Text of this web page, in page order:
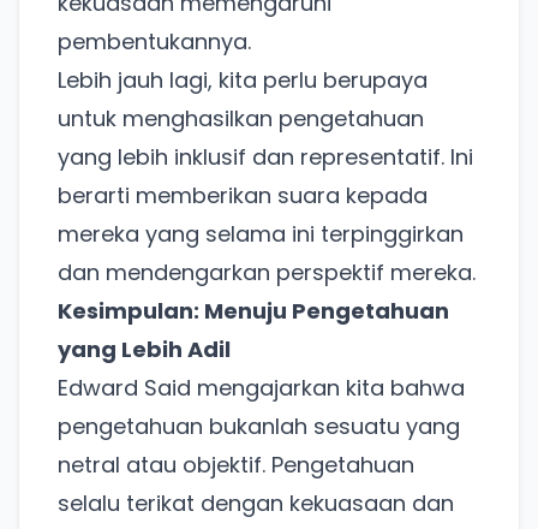
pembentukannya.
Lebih jauh lagi, kita perlu berupaya
untuk menghasilkan pengetahuan
yang lebih inklusif dan representatif. Ini
berarti memberikan suara kepada
mereka yang selama ini terpinggirkan
dan mendengarkan perspektif mereka.
Kesimpulan: Menuju Pengetahuan
yang Lebih Adil
Edward Said mengajarkan kita bahwa
pengetahuan bukanlah sesuatu yang
netral atau objektif. Pengetahuan
selalu terikat dengan kekuasaan dan
Ada Website Baru!
Khusus untuk kamu yang mau coba
Punya website SMM baru nih! Coba BulkFame
untuk pengalaman lebih baik.
Tanpa daftar ulang, gratis dicoba. Kamu tetap bisa
pakai Zona Sosmed kapan saja.
Coba BulkFame